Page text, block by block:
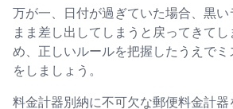
万が一、日付が過ぎていた場合、黒
まま差し出してしまうと戻ってきて
め、正しいルールを把握したうえで
をしましょう。
料金計器別納に不可欠な郵便料金計